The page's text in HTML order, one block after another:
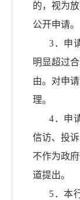
的，视为
公开申请。
3．申
明显超过
由。对申
理。
4．申
信访、投
不作为政
道提出。
5．本